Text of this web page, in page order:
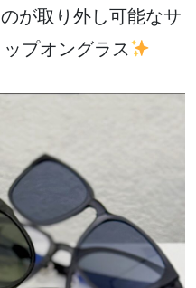
が取り外し可能なサ
プオングラス